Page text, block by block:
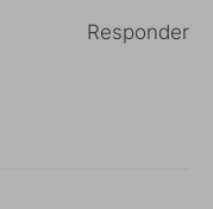
Responder